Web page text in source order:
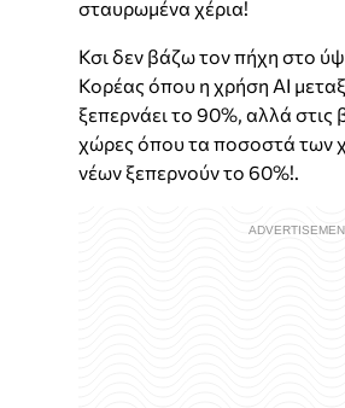
σταυρωμένα χέρια!
Κσι δεν βάζω τον πήχη στο
Κορέας όπου η χρήση ΑΙ
ξεπερνάει το 90%, αλλά στις
χώρες όπου τα ποσοστά των
νέων ξεπερνούν το 60%!.